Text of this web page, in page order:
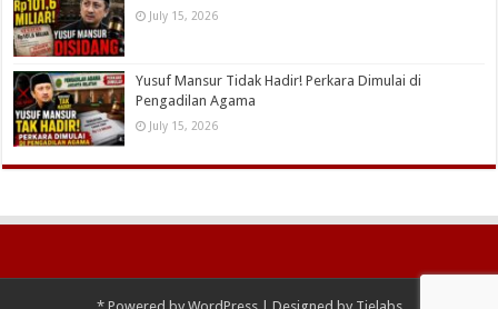
July 15, 2026
Yusuf Mansur Tidak Hadir! Perkara Dimulai di
Pengadilan Agama
July 15, 2026